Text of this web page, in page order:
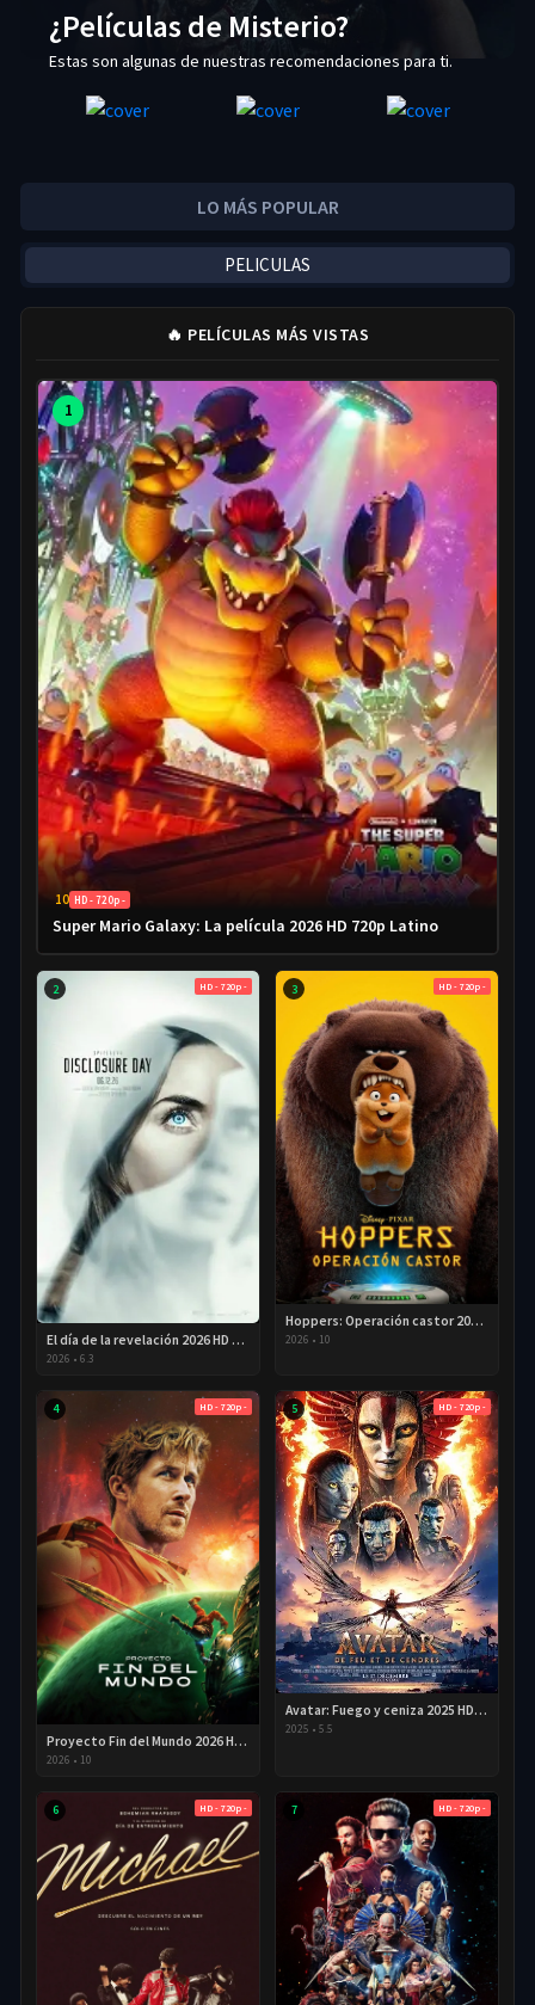
¿Películas de Misterio?
Estas son algunas de nuestras recomendaciones para ti.
LO MÁS POPULAR
PELICULAS
🔥 PELÍCULAS MÁS VISTAS
1
10 HD - 720p -
Super Mario Galaxy: La película 2026 HD 720p Latino
2 HD - 720p -
El día de la revelación 2026 HD 720P Latino
2026 • 6.3
3 HD - 720p -
Hoppers: Operación castor 2026 HD 720p Latino
2026 • 10
4 HD - 720p -
Proyecto Fin del Mundo 2026 HD 720p Latino
2026 • 10
5 HD - 720p -
Avatar: Fuego y ceniza 2025 HD 720p Latino
2025 • 5.5
6 HD - 720p - 7 HD - 720p -